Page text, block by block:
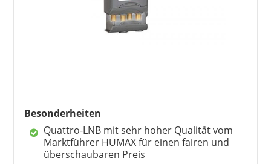
Besonderheiten
Quattro-LNB mit sehr hoher Qualität vom
Marktführer HUMAX für einen fairen und
überschaubaren Preis